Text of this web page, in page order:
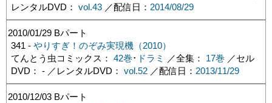
レンタルDVD： vol.43／配信日： 2014/08/29
2010/01/29 Bパート
341 - やりすぎ！のぞみ実現機（2010）
てんとう虫コミックス： 42巻･ ドラミ ／全集： 17巻 ／セル
DVD： - ／レンタルDVD： vol.52／配信日： 2013/11/29
2010/12/03 Bパート